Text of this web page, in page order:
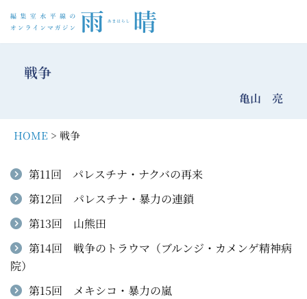
へ
キ
プ
戦争
亀山 亮
HOME > 戦争
第11回 パレスチナ・ナクバの再来
第12回 パレスチナ・暴力の連鎖
第13回 山熊田
第14回 戦争のトラウマ（ブルンジ・カメンゲ精神病
院）
第15回 メキシコ・暴力の嵐